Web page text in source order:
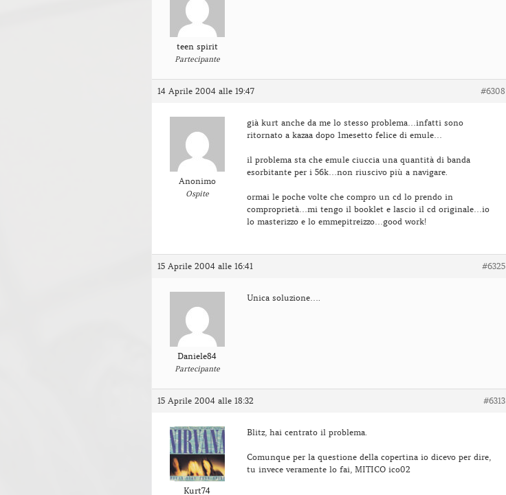
teen spirit
Partecipante
14 Aprile 2004 alle 19:47 #6308
Anonimo
Ospite
già kurt anche da me lo stesso problema…infatti sono
ritornato a kazaa dopo 1mesetto felice di emule…
il problema sta che emule ciuccia una quantità di banda
esorbitante per i 56k…non riuscivo più a navigare.
ormai le poche volte che compro un cd lo prendo in
comproprietà…mi tengo il booklet e lascio il cd originale…io
lo masterizzo e lo emmepitreizzo…good work!
15 Aprile 2004 alle 16:41 #6325
Daniele84
Partecipante
Unica soluzione….
15 Aprile 2004 alle 18:32 #6313
Kurt74
Blitz, hai centrato il problema.
Comunque per la questione della copertina io dicevo per dire,
tu invece veramente lo fai, MITICO ico02